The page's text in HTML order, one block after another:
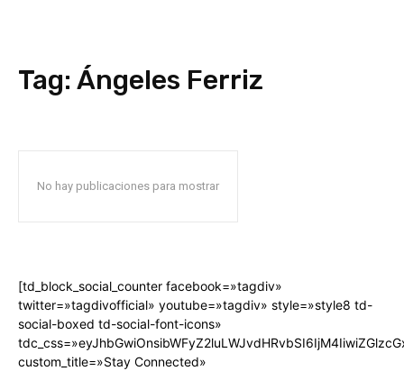
Tag: Ángeles Ferriz
No hay publicaciones para mostrar
[td_block_social_counter facebook=»tagdiv»
twitter=»tagdivofficial» youtube=»tagdiv» style=»style8 td-
social-boxed td-social-font-icons»
custom_title=»Stay Connected»